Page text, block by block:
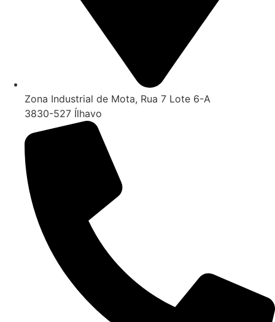
Zona Industrial de Mota, Rua 7 Lote 6-A
3830-527 Ílhavo